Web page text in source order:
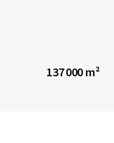
information or to
137 000 m²